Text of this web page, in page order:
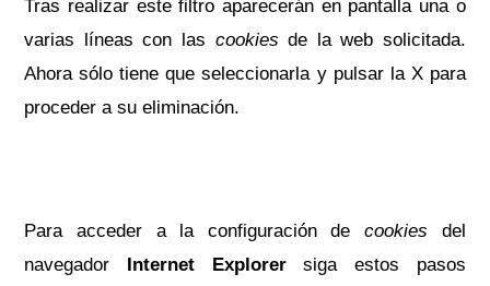
Tras realizar este filtro aparecerán en pantalla una o
varias líneas con las cookies de la web solicitada.
Ahora sólo tiene que seleccionarla y pulsar la X para
proceder a su eliminación.
Para acceder a la configuración de cookies del
navegador Internet Explorersiga estos pasos